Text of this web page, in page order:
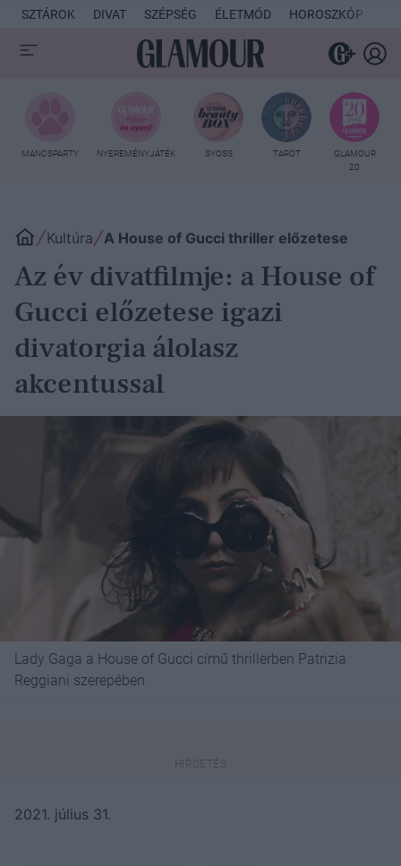
SZTÁROK DIVAT SZÉPSÉG ÉLETMÓD HOROSZKÓP
MANCSPARTY NYEREMÉNYJÁTÉK SYOSS TAROT
GLAMOUR
20
Kultúra A House of Gucci thriller előzetese
Az év divatfilmje: a House of
Gucci előzetese igazi
divatorgia álolasz
akcentussal
Lady Gaga a House of Gucci című thrillerben Patrizia
Reggiani szerepében
2021. július 31.